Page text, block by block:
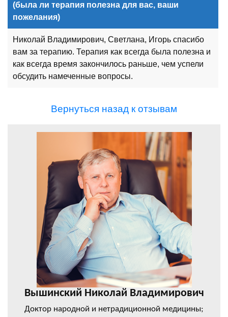
(была ли терапия полезна для вас, ваши
пожелания)
Николай Владимирович, Светлана, Игорь спасибо
вам за терапию. Терапия как всегда была полезна и
как всегда время закончилось раньше, чем успели
обсудить намеченные вопросы.
Вернуться назад к отзывам
Вышинский Николай Владимирович
Доктор народной и нетрадиционной медицины;